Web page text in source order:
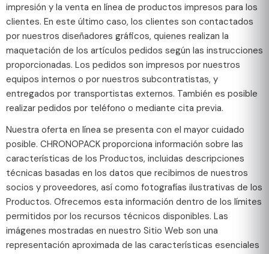
impresión y la venta en línea de productos impresos para los
clientes. En este último caso, los clientes son contactados
por nuestros diseñadores gráficos, quienes realizan la
maquetación de los artículos pedidos según las instrucciones
proporcionadas. Los pedidos son impresos por nuestros
equipos internos o por nuestros subcontratistas, y
entregados por transportistas externos. También es posible
realizar pedidos por teléfono o mediante cita previa.
Nuestra oferta en línea se presenta con el mayor cuidado
posible. CHRONOPACK proporciona información sobre las
características de los Productos, incluidas descripciones
técnicas basadas en los datos que recibimos de nuestros
socios y proveedores, así como fotografías ilustrativas de los
Productos. Ofrecemos esta información dentro de los límites
permitidos por los recursos técnicos disponibles. Las
imágenes mostradas en nuestro Sitio Web son una
representación aproximada de las características esenciales